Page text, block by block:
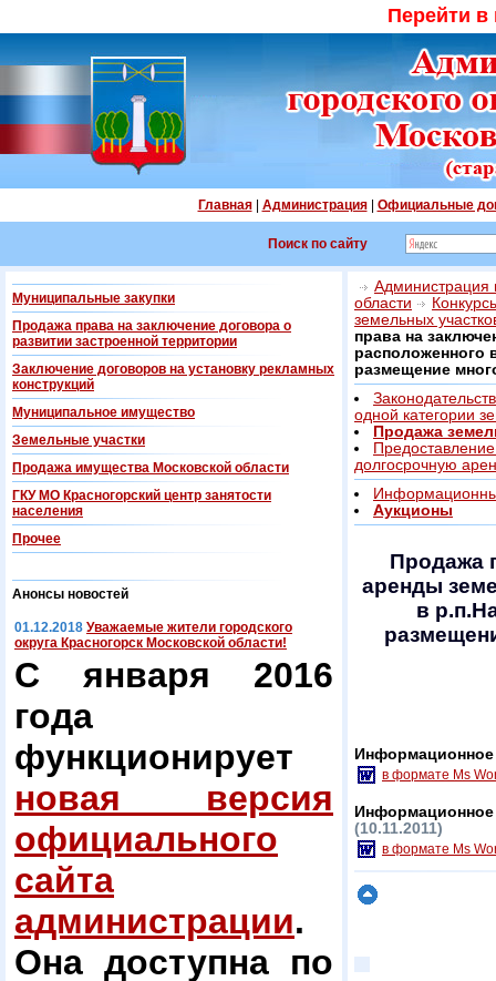
Перейти
Главная| Администрация| Официальные
Поиск по сайту
Муниципальные закупки
Продажа права на заключение договора о
развитии застроенной территории
Заключение договоров на установку рекламных
конструкций
Муниципальное имущество
Земельные участки
Продажа имущества Московской области
ГКУ МО Красногорский центр занятости
населения
Прочее
Анонсы новостей
01.12.2018 Уважаемые жители городского
округа Красногорск Московской области!
С января 2016
года
функционирует
новая версия
официального
сайта
администрации.
Она доступна по
Администрация
области
земельных
права на
расположенного
размещение
одной категории
Продажа
долгосрочную
Аукционы
Продажа
аренды
в
в формате Ms
Информационное
(10.11.2011)
в формате Ms